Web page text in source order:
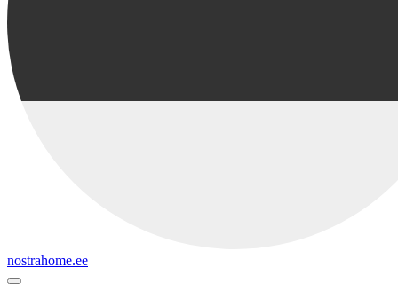
nostrahome.ee